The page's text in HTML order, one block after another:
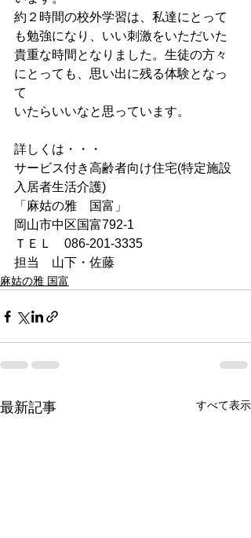
約２時間の校外学習は、私達にとって
も勉強になり、いい刺激をいただいた
貴重な時間となりました。生徒の方々
にとっても、思い出に残る体験となっ
て
いたらいいなと思っています。
詳しくは・・・
サービス付き高齢者向け住宅(特定施設
入居者生活介護)
「麻姑の雅　国富」
岡山市中区国富792-1
ＴＥＬ　086-201-3335
担当　山下・佐藤
麻姑の雅 国富
最新記事 すべて表示